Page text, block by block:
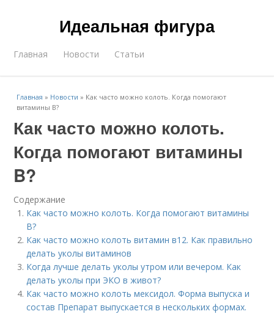
Идеальная фигура
Главная Новости Статьи
Главная » Новости » Как часто можно колоть. Когда помогают
витамины B?
Как часто можно колоть.
Когда помогают витамины
B?
Содержание
Как часто можно колоть. Когда помогают витамины
B?
Как часто можно колоть витамин в12. Как правильно
делать уколы витаминов
Когда лучше делать уколы утром или вечером. Как
делать уколы при ЭКО в живот?
Как часто можно колоть мексидол. Форма выпуска и
состав Препарат выпускается в нескольких формах.